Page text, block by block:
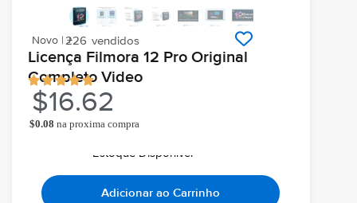
Novo | +226 vendidos
Licença Filmora 12 Pro Original
Completo Video
$16.62
Chegará grátis hojeEm seu email
Ao comprar você ganha
Estoque Disponivel
$0.08 na proxima compra
Adicionar ao Carrinho